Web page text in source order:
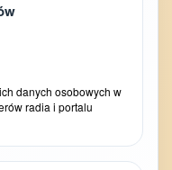
danych osobowych w
radia i portalu